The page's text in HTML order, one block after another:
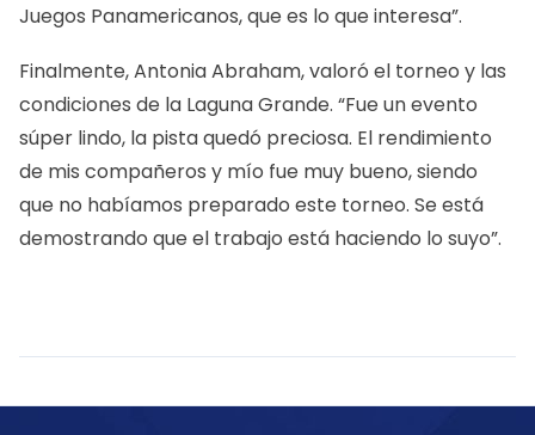
Juegos Panamericanos, que es lo que interesa”.
Finalmente, Antonia Abraham, valoró el torneo y las
condiciones de la Laguna Grande. “Fue un evento
súper lindo, la pista quedó preciosa. El rendimiento
de mis compañeros y mío fue muy bueno, siendo
que no habíamos preparado este torneo. Se está
demostrando que el trabajo está haciendo lo suyo”.